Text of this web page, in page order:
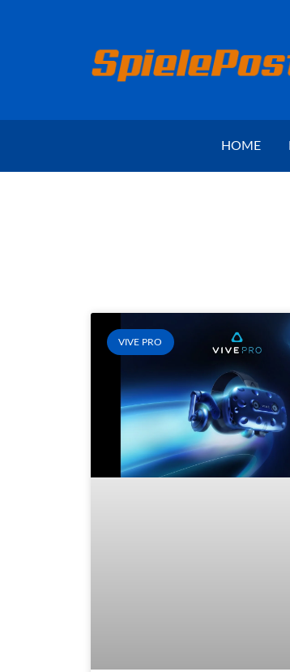
HOME
VIVE PRO